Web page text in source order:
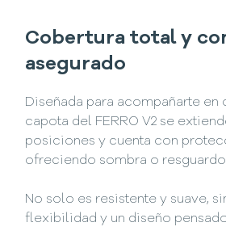
Cobertura total y
asegurado
Diseñada para acompañarte en
capota del FERRO V2 se
posiciones y cuenta con
ofreciendo sombra o
No solo es resistente y suave,
flexibilidad y un diseño